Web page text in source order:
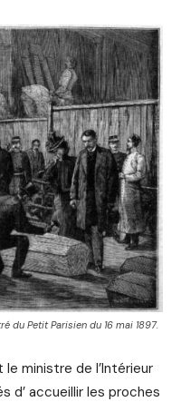
du Petit Parisien du 16 mai 1897.
ministre de l’Intérieur
d’ accueillir les proches